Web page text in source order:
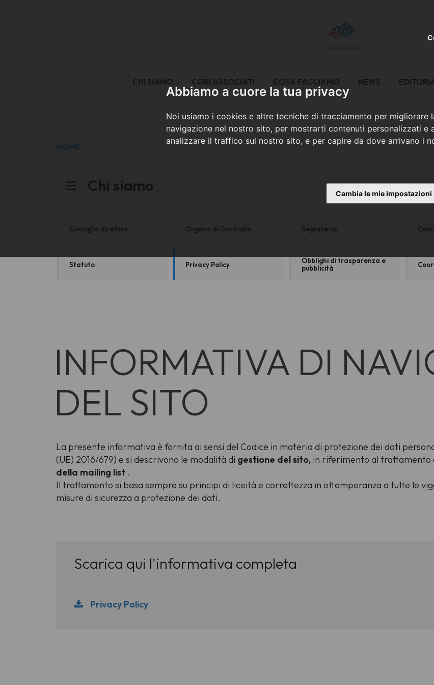
Abbiamo a cuore la tua privacy
Noi usiamo i cookies e altre tecniche di tracciamento per migliorare
navigazione nel nostro sito, per mostrarti contenuti personalizzati e
analizzare il traffico sul nostro sito, e per capire da dove arrivano i
Cambia le mie impostazioni
CHI SIAMO CORI ASSOCIATI COSA FACCIAMO NEWS
HOME
Chi siamo
Consiglio direttivo Organo di Controllo Segreteria
Statuto Privacy Policy
Obblighi di trasparenza e
pubblicità
INFORMATIVA DI
DEL SITO
La presente informativa è fornita ai sensi del Codice in materia di protezione dei dati
(UE) 2016/679) e si descrivono le modalità di gestione del sito, in riferimento al trattamento
della mailing list .
Il trattamento si basa sempre su principi di liceità e correttezza in ottemperanza a tutte le
misure di sicurezza a protezione dei dati.
Scarica qui l'informativa completa
Privacy Policy